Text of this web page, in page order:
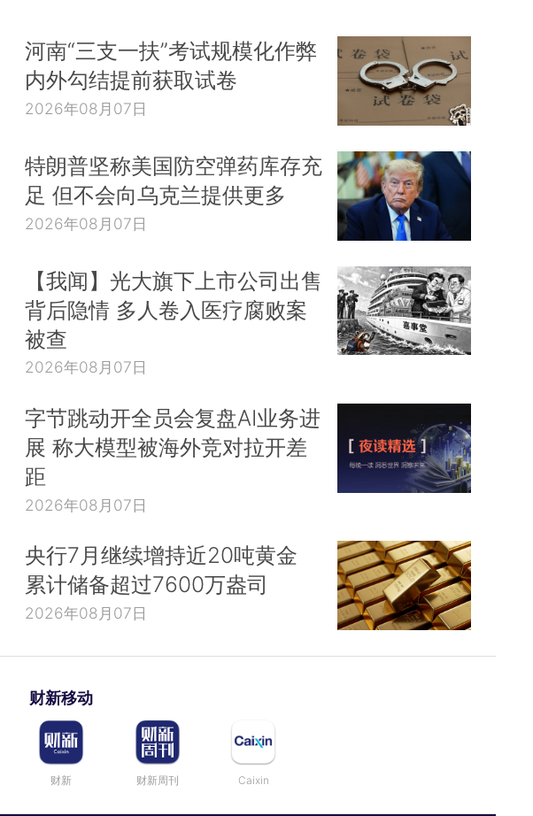
河南“三支一扶”考试规模化作弊
内外勾结提前获取试卷
2026年08月07日
特朗普坚称美国防空弹药库存充
足 但不会向乌克兰提供更多
2026年08月07日
【我闻】光大旗下上市公司出售
背后隐情 多人卷入医疗腐败案
被查
2026年08月07日
字节跳动开全员会复盘AI业务进
展 称大模型被海外竞对拉开差
距
2026年08月07日
央行7月继续增持近20吨黄金
累计储备超过7600万盎司
2026年08月07日
财新移动
财新 财新周刊 Caixin